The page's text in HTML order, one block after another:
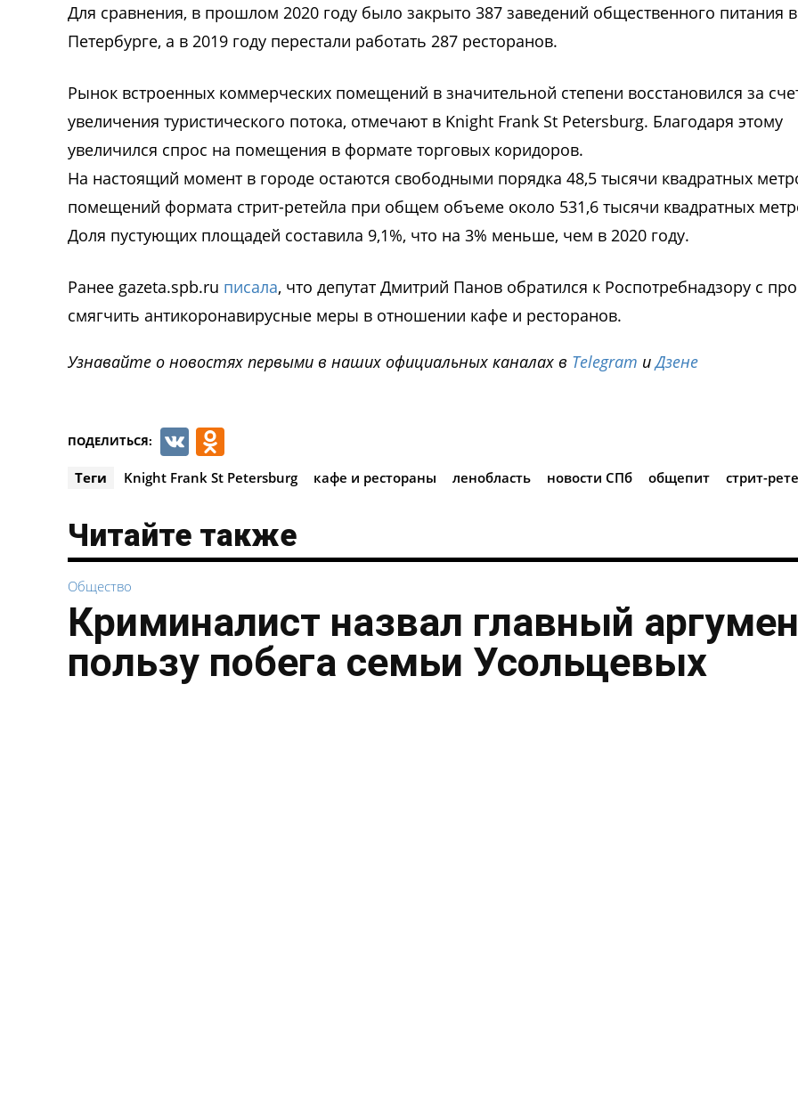
Для сравнения, в прошлом 2020 году было закрыто 387 заведений общественного питания в
Петербурге, а в 2019 году перестали работать 287 ресторанов.
Рынок встроенных коммерческих помещений в значительной степени восстановился за
увеличения туристического потока, отмечают в Knight Frank St Petersburg. Благодаря этому
увеличился спрос на помещения в формате торговых коридоров.
На настоящий момент в городе остаются свободными порядка 48,5 тысячи квадратных
помещений формата стрит-ретейла при общем объеме около 531,6 тысячи квадратных
Доля пустующих площадей составила 9,1%, что на 3% меньше, чем в 2020 году.
Ранее gazeta.spb.ru писала, что депутат Дмитрий Панов обратился к Роспотребнадзору с
смягчить антикоронавирусные меры в отношении кафе и ресторанов.
Узнавайте о новостях первыми в наших официальных каналах в Telegram иДзене
ПОДЕЛИТЬСЯ: VK
Теги Knight Frank St Petersburg кафе и рестораны ленобласть новости СПб общепит стрит-
Читайте также
Общество
Криминалист назвал главный
пользу побега семьи Усольцевых